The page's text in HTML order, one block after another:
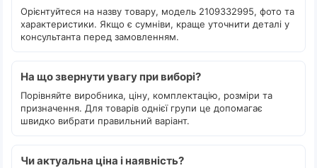
Орієнтуйтеся на назву товару, модель 2109332995, фото та
характеристики. Якщо є сумніви, краще уточнити деталі у
консультанта перед замовленням.
На що звернути увагу при виборі?
Порівняйте виробника, ціну, комплектацію, розміри та
призначення. Для товарів однієї групи це допомагає
швидко вибрати правильний варіант.
Чи актуальна ціна і наявність?